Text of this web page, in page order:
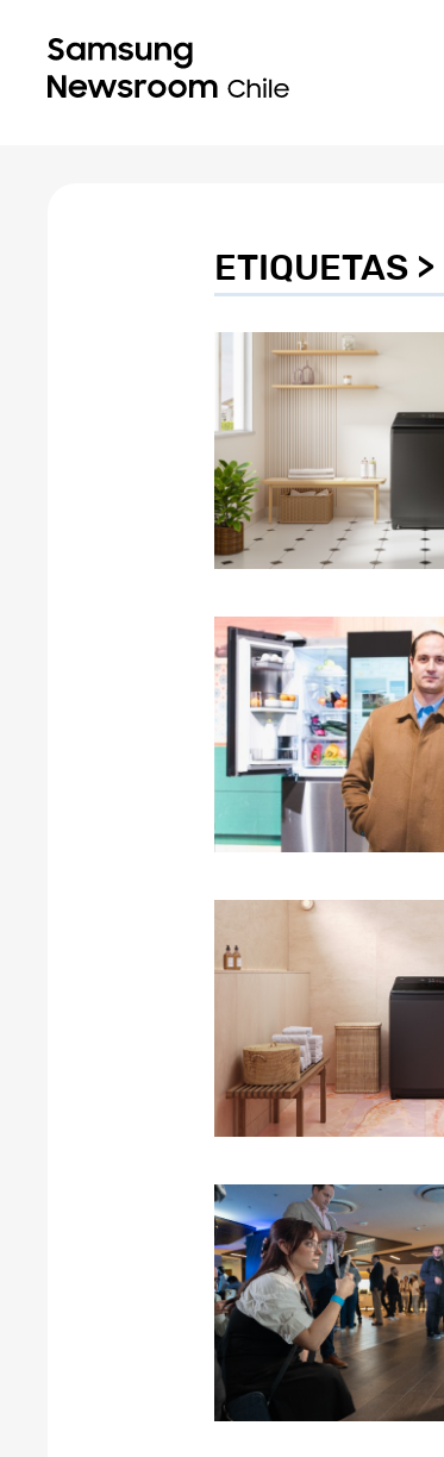
ETIQUETAS >